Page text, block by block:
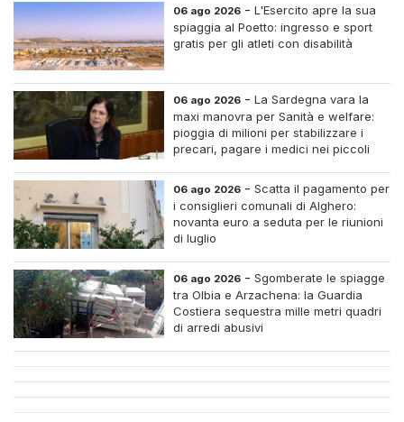
06 ago 2026 -L'Esercito apre la sua
spiaggia al Poetto: ingresso e sport
gratis per gli atleti con disabilità
06 ago 2026 -La Sardegna vara la
maxi manovra per Sanità e welfare:
pioggia di milioni per stabilizzare i
precari, pagare i medici nei piccoli
case di riposo.
06 ago 2026 -Scatta il pagamento per
i consiglieri comunali di Alghero:
novanta euro a seduta per le riunioni
di luglio
06 ago 2026 -Sgomberate le spiagge
tra Olbia e Arzachena: la Guardia
Costiera sequestra mille metri quadri
di arredi abusivi